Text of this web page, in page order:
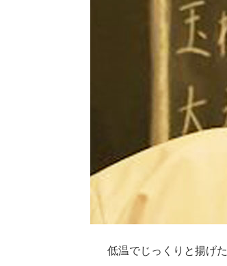
低温でじっくりと揚げ